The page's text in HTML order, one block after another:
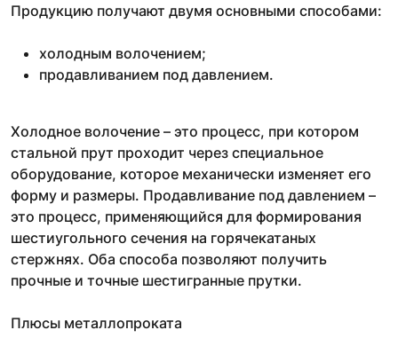
Продукцию получают двумя основными способами:
холодным волочением;
продавливанием под давлением.
Холодное волочение – это процесс, при котором
стальной прут проходит через специальное
оборудование, которое механически изменяет его
форму и размеры. Продавливание под давлением –
это процесс, применяющийся для формирования
шестиугольного сечения на горячекатаных
стержнях. Оба способа позволяют получить
прочные и точные шестигранные прутки.
Плюсы металлопроката